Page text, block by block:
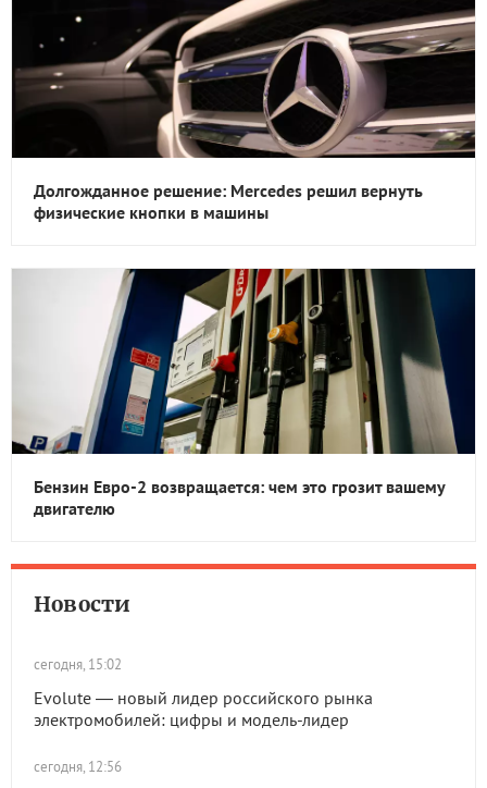
Долгожданное решение: Mercedes решил вернуть
физические кнопки в машины
Бензин Евро-2 возвращается: чем это грозит вашему
двигателю
Новости
сегодня, 15:02
Evolute — новый лидер российского рынка
электромобилей: цифры и модель-лидер
сегодня, 12:56